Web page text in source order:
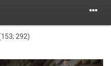
292)